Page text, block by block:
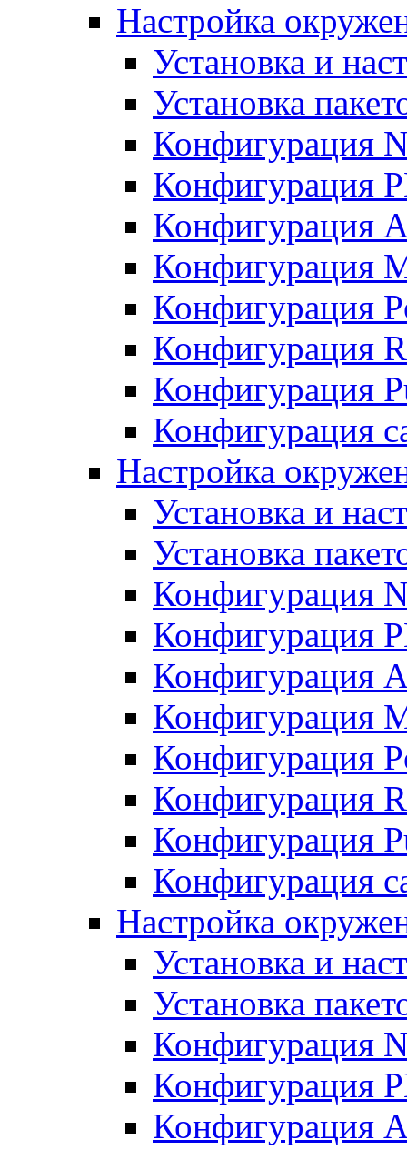
Настройка
Установка и
Установка
Конфигурация
Конфигурация
Конфигурация
Конфигурация
Конфигурация
Конфигурация
Конфигурация
Конфигурация
Настройка
Установка и
Установка
Конфигурация
Конфигурация
Конфигурация
Конфигурация
Конфигурация
Конфигурация
Конфигурация
Конфигурация
Настройка
Установка и
Установка
Конфигурация
Конфигурация
Конфигурация